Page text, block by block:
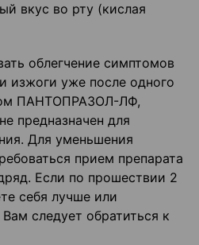
вкус во рту (кислая
облегчение симптомов
изжоги уже после одного
ПАНТОПРАЗОЛ-ЛФ,
предназначен для
Для уменьшения
прием препарата
Если по прошествии 2
себя лучше или
следует обратиться к